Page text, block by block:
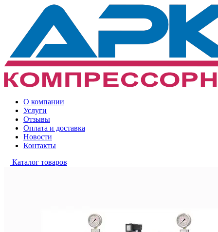
О компании
Услуги
Отзывы
Оплата и доставка
Новости
Контакты
Каталог товаров